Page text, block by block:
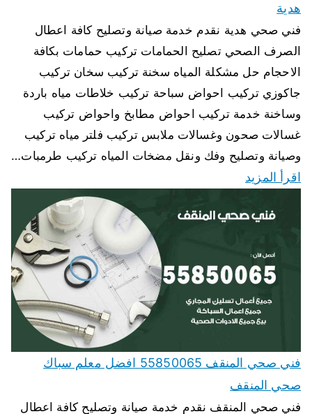
هدية
فني صحي هدية نقدم خدمة صيانة وتصليح كافة اعطال
الصرف الصحي تصليح الحمامات تركيب حمامات بكافة
الاحجام حل مشكلة المياه سخنة تركيب سخان تركيب
جاكوزي تركيب احواض سباحة تركيب خلاطات مياه باردة
وساخنة خدمة تركيب احواض مطابخ واحواض تركيب
غسالات صحون وغسالات ملابس تركيب فلتر مياه تركيب
وصيانة وتصليح وفك ونقل مضخات المياه تركيب طرمبات…
اقرأ المزيد
فني صحي المنقف 55850065 افضل معلم سباك
صحي المنقف
فني صحي المنقف نقدم خدمة صيانة وتصليح كافة اعطال